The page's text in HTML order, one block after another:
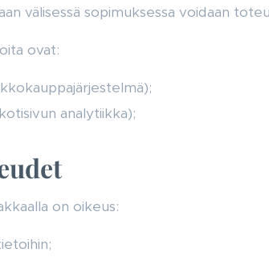
välisessä sopimuksessa voidaan
ovat:
analytiikka);
on oikeus: